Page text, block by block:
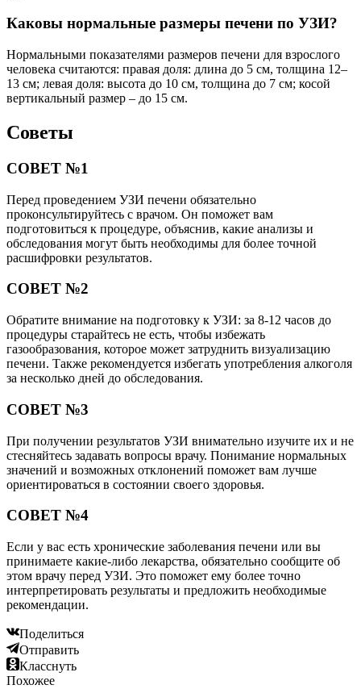
Каковы нормальные размеры печени по УЗИ?
Нормальными показателями размеров печени для взрослого
человека считаются: правая доля: длина до 5 см, толщина 12–
13 см; левая доля: высота до 10 см, толщина до 7 см; косой
вертикальный размер – до 15 см.
Советы
СОВЕТ №1
Перед проведением УЗИ печени обязательно
проконсультируйтесь с врачом. Он поможет вам
подготовиться к процедуре, объяснив, какие анализы и
обследования могут быть необходимы для более точной
расшифровки результатов.
СОВЕТ №2
Обратите внимание на подготовку к УЗИ: за 8-12 часов до
процедуры старайтесь не есть, чтобы избежать
газообразования, которое может затруднить визуализацию
печени. Также рекомендуется избегать употребления алкоголя
за несколько дней до обследования.
СОВЕТ №3
При получении результатов УЗИ внимательно изучите их и не
стесняйтесь задавать вопросы врачу. Понимание нормальных
значений и возможных отклонений поможет вам лучше
ориентироваться в состоянии своего здоровья.
СОВЕТ №4
Если у вас есть хронические заболевания печени или вы
принимаете какие-либо лекарства, обязательно сообщите об
этом врачу перед УЗИ. Это поможет ему более точно
интерпретировать результаты и предложить необходимые
рекомендации.
Поделиться
Отправить
Класснуть
Похожее